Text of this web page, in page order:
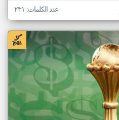
عدد الكلمات: ٢٣١